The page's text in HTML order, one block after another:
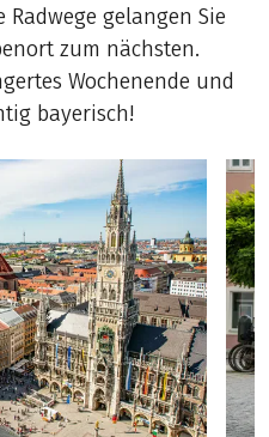
gelangen Sie
zum nächsten.
Wochenende und
bayerisch!